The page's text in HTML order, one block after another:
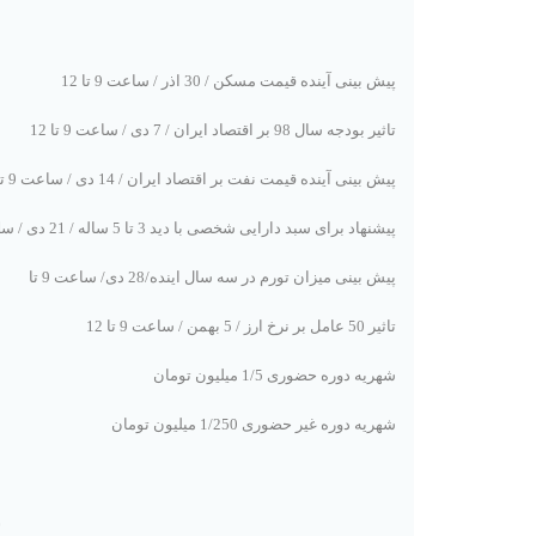
پیش بینی آینده قیمت مسکن / 30 اذر / ساعت 9 تا 12
تاثیر بودجه سال 98 بر اقتصاد ایران / 7 دی / ساعت 9 تا 12
پیش بینی آینده قیمت نفت بر اقتصاد ایران / 14 دی / ساعت 9 تا 12
پیشنهاد برای سبد دارایی شخصی با دید 3 تا 5 ساله / 21 دی / ساعت 9 تا 12
پیش بینی میزان تورم در سه سال اینده/28 دی/ ساعت 9 تا
تاثیر 50 عامل بر نرخ ارز / 5 بهمن / ساعت 9 تا 12
شهریه دوره حضوری 1/5 میلیون تومان
شهریه دوره غیر حضوری 1/250 میلیون تومان